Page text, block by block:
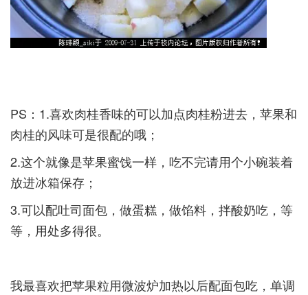
PS：1.喜欢肉桂香味的可以加点肉桂粉进去，苹果和
肉桂的风味可是很配的哦；­
2.这个就像是苹果蜜饯一样，吃不完请用个小碗装着
放进冰箱保存；­
3.可以配吐司面包，做蛋糕，做馅料，拌酸奶吃，等
等，用处多得很。­
我最喜欢把苹果粒用微波炉加热以后配面包吃，单调